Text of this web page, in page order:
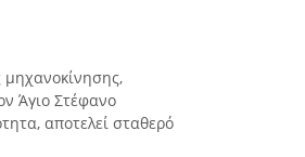
μηχανοκίνησης,
Άγιο Στέφανο
αποτελεί σταθερό